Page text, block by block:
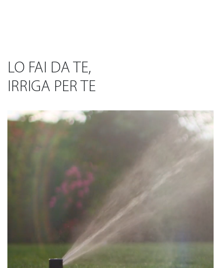
LO FAI DA TE,
IRRIGA PER TE